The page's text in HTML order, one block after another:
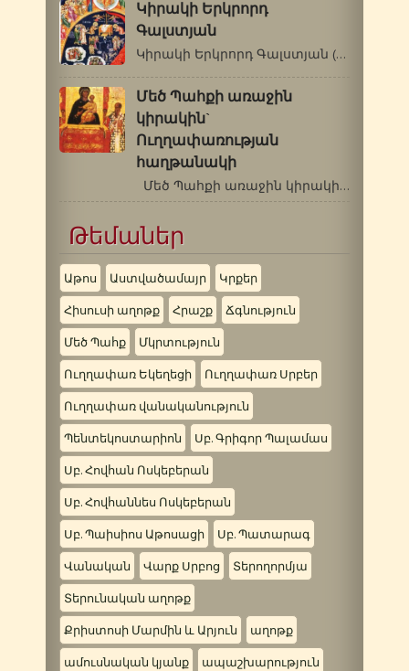
Կիրակի Երկրորդ
Գալստյան
Կիրակի Երկրորդ Գալստյան («Անմիս»…
Մեծ Պահքի առաջին
կիրակին`
Ուղղափառության
հաղթանակի
Մեծ Պահքի առաջին կիրակի օրը Եկեղեցին…
Թեմաներ
Աթոս Աստվածամայր Կրքեր
Հիսուսի աղոթք Հրաշք Ճգնություն
Մեծ Պահք Մկրտություն
Ուղղափառ Եկեղեցի Ուղղափառ Սրբեր
Ուղղափառ վանականություն
Պենտեկոստարիոն Սբ. Գրիգոր Պալամաս
Սբ. Հովհան Ոսկեբերան
Սբ. Հովհաննես Ոսկեբերան
Սբ. Պաիսիոս Աթոսացի Սբ. Պատարագ
Վանական Վարք Սրբոց Տերողորմյա
Տերունական աղոթք
Քրիստոսի Մարմին և Արյուն աղոթք
ամուսնական կյանք ապաշխարություն